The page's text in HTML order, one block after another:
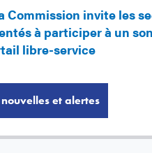
Commission invite les
à participer à un
libre-service
et alertes